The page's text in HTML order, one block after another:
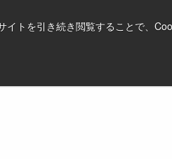
トを引き続き閲覧することで、